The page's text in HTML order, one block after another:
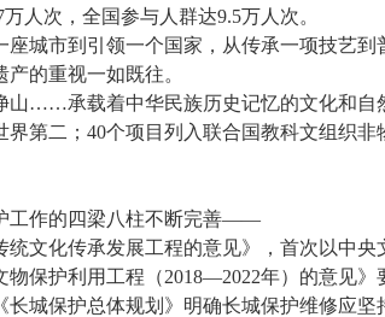
人次，全国参与人群达9.5万人次。
城市到引领一个国家，从传承一项技艺
的重视一如既往。
……承载着中华民族历史记忆的文化和自
第二；40个项目列入联合国教科文组织非
作的四梁八柱不断完善——
化传承发展工程的意见》，首次以中央
保护利用工程（2018—2022年）的意见
长城保护总体规划》明确长城保护维修应